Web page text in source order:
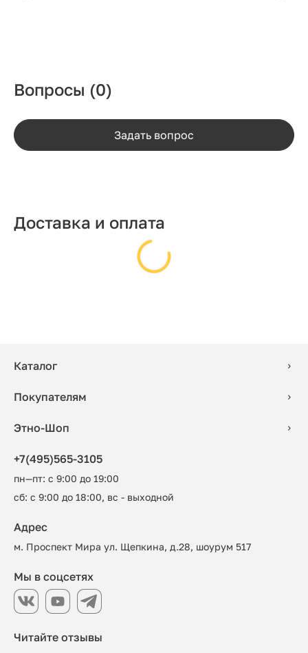
Вопросы (0)
Задать вопрос
Доставка и оплата
Каталог
Покупателям
Этно-Шоп
+7(495)565-3105
пн—пт: с 9:00 до 19:00
сб: с 9:00 до 18:00, вс - выходной
Читайте отзывы
Адрес
м. Проспект Мира ул. Щепкина, д.28, шоурум 517
Мы в соцсетях